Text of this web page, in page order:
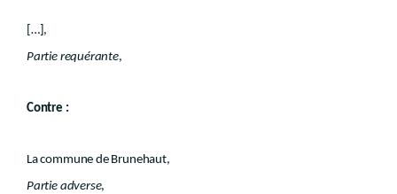
[…],
Partie requérante,
Contre :
La commune de Brunehaut,
Partie adverse,